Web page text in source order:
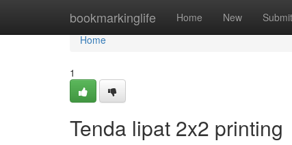
bookmarkinglife Home New Submit
Home
Home
1
Tenda lipat 2x2 printing